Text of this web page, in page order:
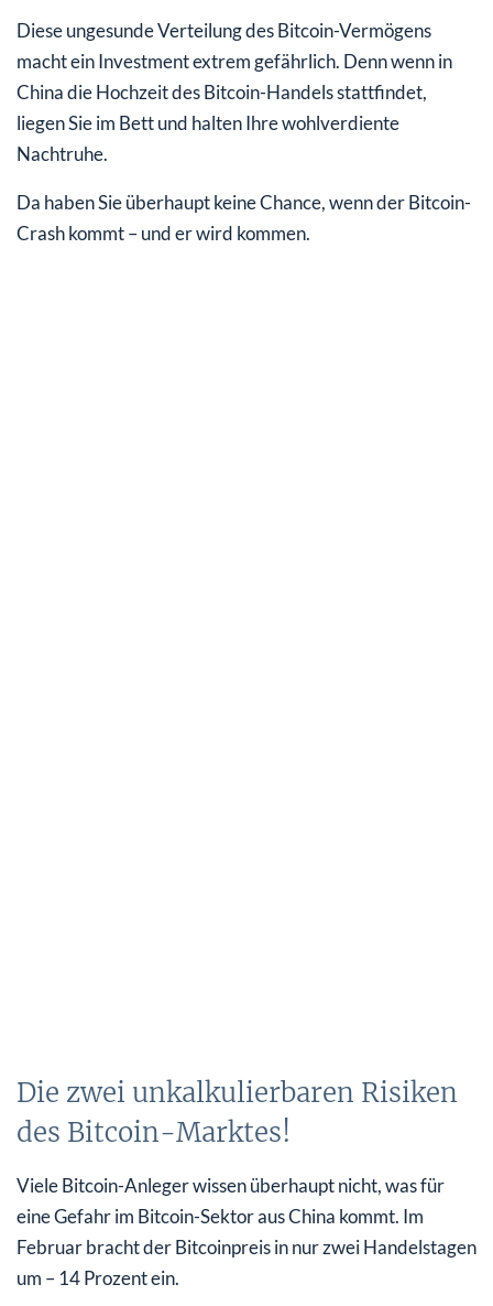
Diese ungesunde Verteilung des Bitcoin-Vermögens
macht ein Investment extrem gefährlich. Denn wenn in
China die Hochzeit des Bitcoin-Handels stattfindet,
liegen Sie im Bett und halten Ihre wohlverdiente
Nachtruhe.
Da haben Sie überhaupt keine Chance, wenn der Bitcoin-
Crash kommt – und er wird kommen.
Die zwei unkalkulierbaren Risiken
des Bitcoin-Marktes!
Viele Bitcoin-Anleger wissen überhaupt nicht, was für
eine Gefahr im Bitcoin-Sektor aus China kommt. Im
Februar bracht der Bitcoinpreis in nur zwei Handelstagen
um – 14 Prozent ein.